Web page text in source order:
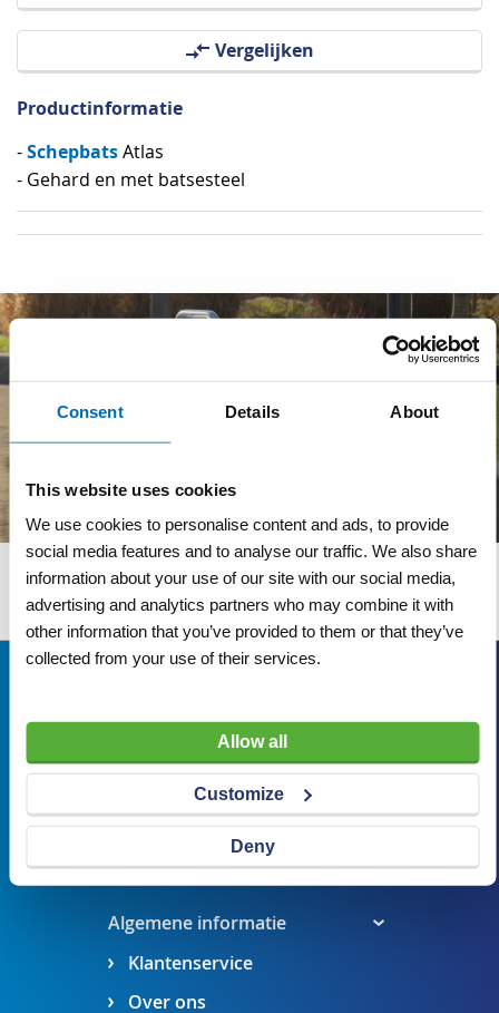
Consent Details About
This website uses cookies
We use cookies to personalise content and ads, to provide
social media features and to analyse our traffic. We also share
information about your use of our site with our social media,
advertising and analytics partners who may combine it with
other information that you’ve provided to them or that they’ve
collected from your use of their services.
Allow all
Customize
Deny
Vergelijken
Productinformatie
-SchepbatsAtlas
- Gehard en met batsesteel
Wij adviseren u graag
Algemene informatie
Klantenservice
Over ons
Bezoekadres
Veldsteen 25, 4815 PK Breda
verkoop@visserbreda.nl
076 541 5073
Stel een vraag
Maak een afspraak